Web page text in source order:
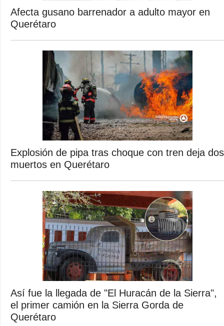
Afecta gusano barrenador a adulto mayor en
Querétaro
Explosión de pipa tras choque con tren deja dos
muertos en Querétaro
Así fue la llegada de "El Huracán de la Sierra",
el primer camión en la Sierra Gorda de
Querétaro